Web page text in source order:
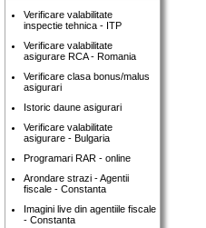
Verificare valabilitate
inspectie tehnica - ITP
Verificare valabilitate
asigurare RCA - Romania
Verificare clasa bonus/malus
asigurari
Istoric daune asigurari
Verificare valabilitate
asigurare - Bulgaria
Programari RAR - online
Arondare strazi - Agentii
fiscale - Constanta
Imagini live din agentiile fiscale
- Constanta